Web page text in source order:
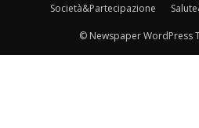
Società&Partecipazione
© Newspaper WordPress